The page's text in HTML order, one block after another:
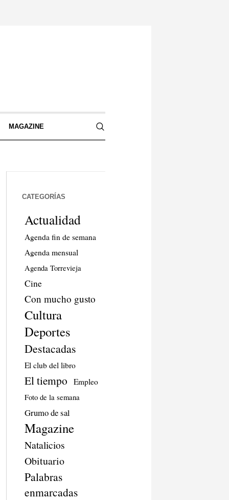
MAGAZINE
CATEGORÍAS
Actualidad
Agenda fin de semana
Agenda mensual
Agenda Torrevieja
Cine
Con mucho gusto
Cultura
Deportes
Destacadas
El club del libro
El tiempo Empleo
Foto de la semana
Grumo de sal
Magazine
Natalicios
Obituario
Palabras
enmarcadas